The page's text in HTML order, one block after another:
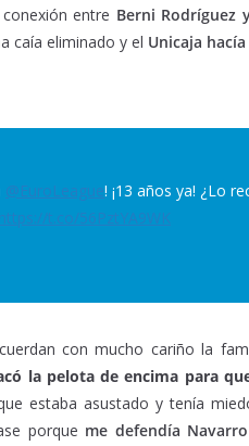
entre Berni Rodríguez
caía eliminado y el Unicaja
@EuroLeague! ¡13 años ya! ¿Lo
https://t.co/56PztYA9WK
con mucho cariño la
la pelota de encima para
estaba asustado y tenía
porque me defendía Navarro